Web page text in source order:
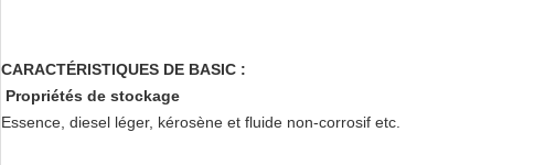
CARACTÉRISTIQUES DE BASIC :
Propriétés de stockage
Essence, diesel léger, kérosène et fluide non-corrosif etc.